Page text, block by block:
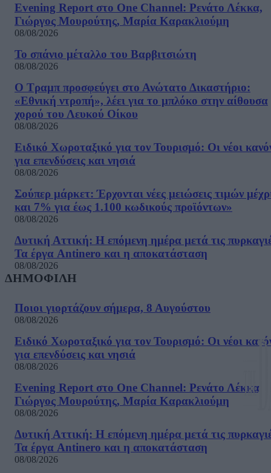
Evening Report στο One Channel: Ρενάτο Λέκκα,
Γιώργος Μουρούτης, Μαρία Καρακλιούμη
08/08/2026
Το σπάνιο μέταλλο του Βαρβιτσιώτη
08/08/2026
Ο Τραμπ προσφεύγει στο Ανώτατο Δικαστήριο:
«Εθνική ντροπή», λέει για το μπλόκο στην αίθουσα
χορού του Λευκού Οίκου
08/08/2026
Ειδικό Χωροταξικό για τον Τουρισμό: Οι νέοι
για επενδύσεις και νησιά
08/08/2026
Σούπερ μάρκετ: Έρχονται νέες μειώσεις τιμών
και 7% για έως 1.100 κωδικούς προϊόντων»
08/08/2026
Δυτική Αττική: Η επόμενη ημέρα μετά τις
Τα έργα Antinero και η αποκατάσταση
08/08/2026
ΔΗΜΟΦΙΛΗ
Ποιοι γιορτάζουν σήμερα, 8 Αυγούστου
08/08/2026
Ειδικό Χωροταξικό για τον Τουρισμό: Οι νέοι
για επενδύσεις και νησιά
08/08/2026
Evening Report στο One Channel: Ρενάτο Λέκκα,
Γιώργος Μουρούτης, Μαρία Καρακλιούμη
08/08/2026
Δυτική Αττική: Η επόμενη ημέρα μετά τις
Τα έργα Antinero και η αποκατάσταση
08/08/2026